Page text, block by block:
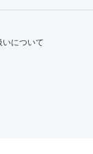
いについて